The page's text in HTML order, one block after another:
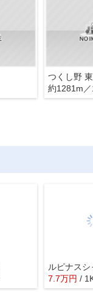
つくし野
約1281m
ルピナスシ
7.7万円 /